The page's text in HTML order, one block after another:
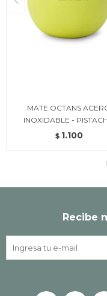
MATE OCTANS
INOXIDABLE -
$ 1.100
Recibe